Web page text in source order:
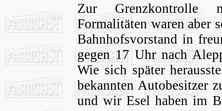
Zur Grenzkontrolle
Formalitäten waren aber
Bahnhofsvorstand in
gegen 17 Uhr nach
Wie sich später
bekannten Autobesitzer
und wir Esel haben im